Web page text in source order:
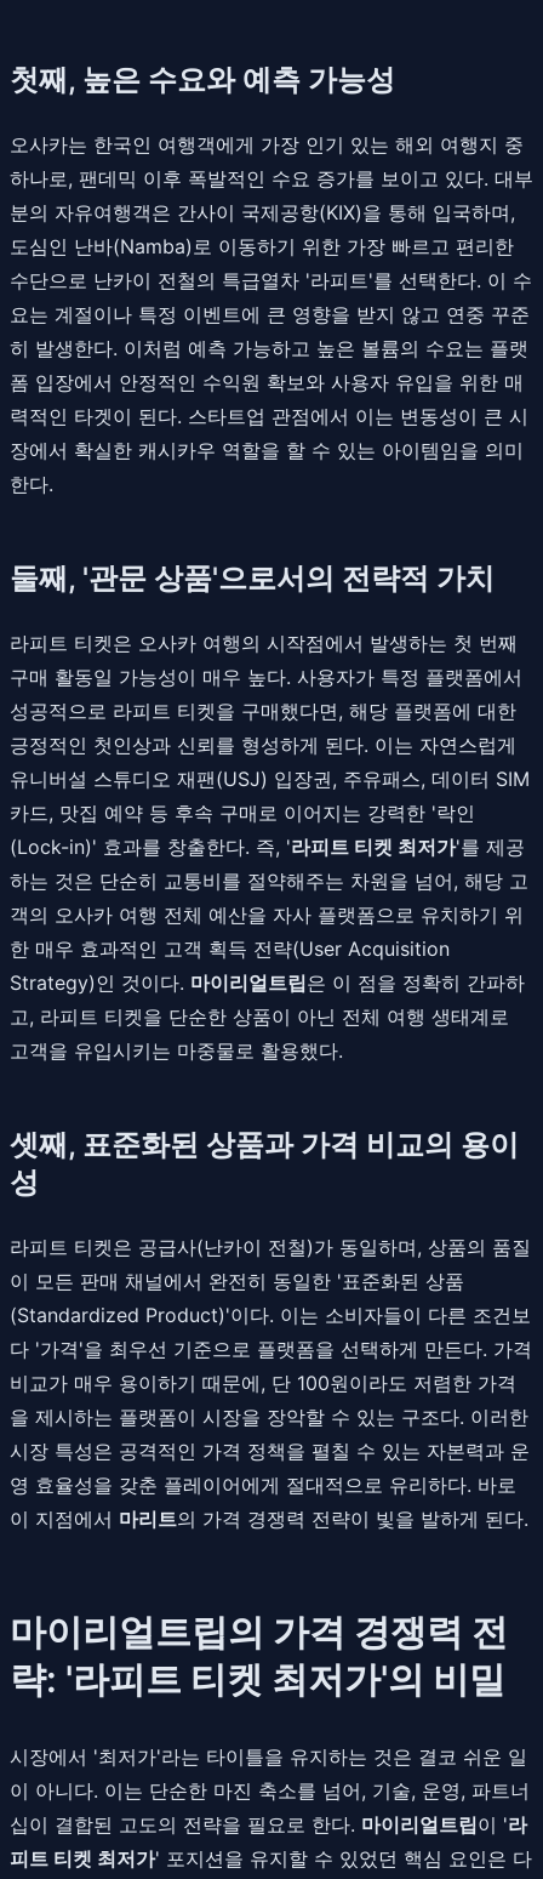
첫째, 높은 수요와 예측 가능성
오사카는 한국인 여행객에게 가장 인기 있는 해외 여행지 중
하나로, 팬데믹 이후 폭발적인 수요 증가를 보이고 있다. 대부
분의 자유여행객은 간사이 국제공항(KIX)을 통해 입국하며,
도심인 난바(Namba)로 이동하기 위한 가장 빠르고 편리한
수단으로 난카이 전철의 특급열차 '라피트'를 선택한다. 이 수
요는 계절이나 특정 이벤트에 큰 영향을 받지 않고 연중 꾸준
히 발생한다. 이처럼 예측 가능하고 높은 볼륨의 수요는 플랫
폼 입장에서 안정적인 수익원 확보와 사용자 유입을 위한 매
력적인 타겟이 된다. 스타트업 관점에서 이는 변동성이 큰 시
장에서 확실한 캐시카우 역할을 할 수 있는 아이템임을 의미
한다.
둘째, '관문 상품'으로서의 전략적 가치
라피트 티켓은 오사카 여행의 시작점에서 발생하는 첫 번째
구매 활동일 가능성이 매우 높다. 사용자가 특정 플랫폼에서
성공적으로 라피트 티켓을 구매했다면, 해당 플랫폼에 대한
긍정적인 첫인상과 신뢰를 형성하게 된다. 이는 자연스럽게
유니버설 스튜디오 재팬(USJ) 입장권, 주유패스, 데이터 SIM
카드, 맛집 예약 등 후속 구매로 이어지는 강력한 '락인
(Lock-in)' 효과를 창출한다. 즉, '라피트 티켓 최저가'를 제공
하는 것은 단순히 교통비를 절약해주는 차원을 넘어, 해당 고
객의 오사카 여행 전체 예산을 자사 플랫폼으로 유치하기 위
한 매우 효과적인 고객 획득 전략(User Acquisition
Strategy)인 것이다. 마이리얼트립은 이 점을 정확히 간파하
고, 라피트 티켓을 단순한 상품이 아닌 전체 여행 생태계로
고객을 유입시키는 마중물로 활용했다.
셋째, 표준화된 상품과 가격 비교의 용이
성
라피트 티켓은 공급사(난카이 전철)가 동일하며, 상품의 품질
이 모든 판매 채널에서 완전히 동일한 '표준화된 상품
(Standardized Product)'이다. 이는 소비자들이 다른 조건보
다 '가격'을 최우선 기준으로 플랫폼을 선택하게 만든다. 가격
비교가 매우 용이하기 때문에, 단 100원이라도 저렴한 가격
을 제시하는 플랫폼이 시장을 장악할 수 있는 구조다. 이러한
시장 특성은 공격적인 가격 정책을 펼칠 수 있는 자본력과 운
영 효율성을 갖춘 플레이어에게 절대적으로 유리하다. 바로
이 지점에서 마리트의 가격 경쟁력 전략이 빛을 발하게 된다.
마이리얼트립의 가격 경쟁력 전
략: '라피트 티켓 최저가'의 비밀
시장에서 '최저가'라는 타이틀을 유지하는 것은 결코 쉬운 일
이 아니다. 이는 단순한 마진 축소를 넘어, 기술, 운영, 파트너
십이 결합된 고도의 전략을 필요로 한다. 마이리얼트립이 '라
피트 티켓 최저가' 포지션을 유지할 수 있었던 핵심 요인은 다